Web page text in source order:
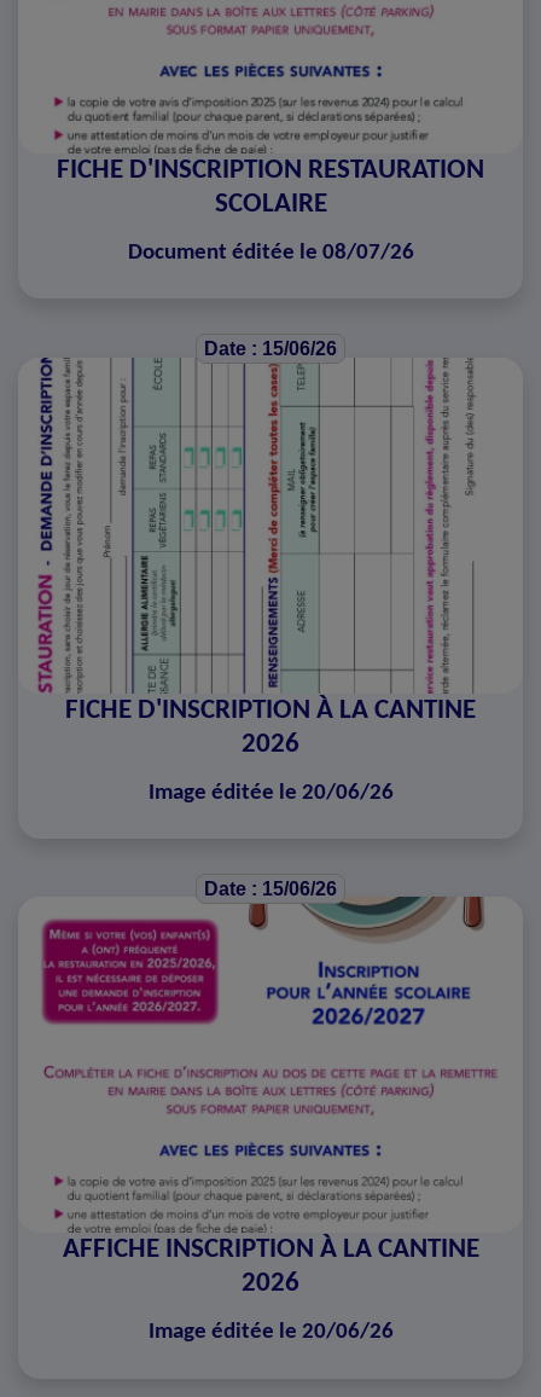
FICHE D'INSCRIPTION RESTAURATION
SCOLAIRE
Document éditée le 08/07/26
Date : 15/06/26
FICHE D'INSCRIPTION À LA CANTINE
2026
Image éditée le 20/06/26
Date : 15/06/26
AFFICHE INSCRIPTION À LA CANTINE
2026
Image éditée le 20/06/26